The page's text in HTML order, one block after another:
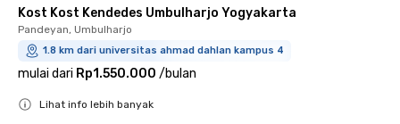
Kost Kost Kendedes Umbulharjo Yogyakarta
Pandeyan, Umbulharjo
1.8 km dari universitas ahmad dahlan kampus 4
mulai dari Rp1.550.000 /bulan
Lihat info lebih banyak